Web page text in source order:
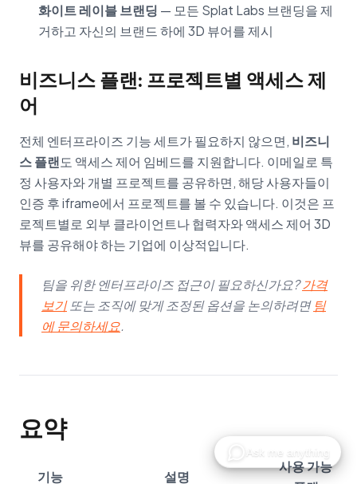
화이트 레이블 브랜딩 — 모든 Splat Labs 브랜딩을 제
거하고 자신의 브랜드 하에 3D 뷰어를 제시
비즈니스 플랜: 프로젝트별 액세스 제
어
전체 엔터프라이즈 기능 세트가 필요하지 않으면, 비즈니
스 플랜도 액세스 제어 임베드를 지원합니다. 이메일로 특
정 사용자와 개별 프로젝트를 공유하면, 해당 사용자들이
인증 후 iframe에서 프로젝트를 볼 수 있습니다. 이것은 프
로젝트별로 외부 클라이언트나 협력자와 액세스 제어 3D
뷰를 공유해야 하는 기업에 이상적입니다.
팀을 위한 엔터프라이즈 접근이 필요하신가요?가격
보기또는 조직에 맞게 조정된 옵션을 논의하려면 팀
에 문의하세요.
요약
기능 설명
사용 가능